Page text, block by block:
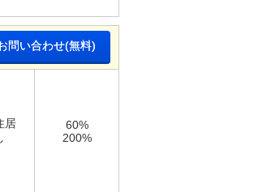
問い合わせ(無料)
居
60%
200%